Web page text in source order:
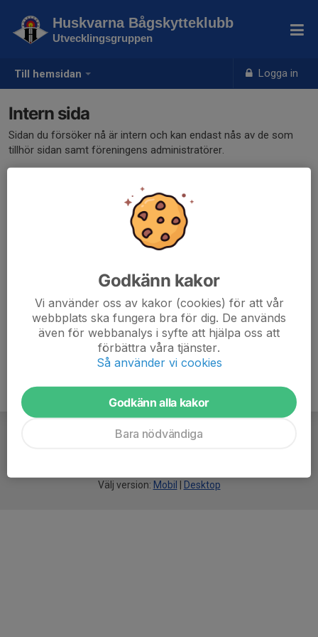
Till hemsidan Logga in
Huskvarna Bågskytteklubb
Utvecklingsgruppen
Intern sida
Sidan du försöker nå är intern och kan endast nås av de som
tillhör sidan samt föreningens administratörer.
Välj version: Mobil Desktop
Godkänn kakor
Vi använder oss av kakor (cookies) för att vår
webbplats ska fungera bra för dig. De används
även för webbanalys i syfte att hjälpa oss att
förbättra våra tjänster.
Så använder vi cookies
Godkänn alla kakor
Bara nödvändiga